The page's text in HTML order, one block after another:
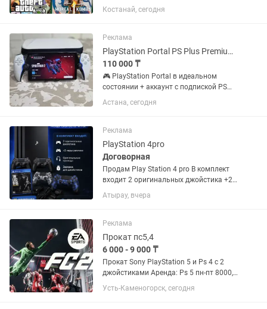
Хорошо сэкономитьте если купите
подписку. Mortal Kombat 1, Cyberpunk
Morales (2020)...
Костанай, сегодня
Реклама
PlayStation Portal PS Plus Premium на год Работает БЕЗ PS5
110 000 ₸
🎮 PlayStation Portal в идеальном
состоянии + аккаунт с подпиской PS
Plus Premium на целый год в придачу!
🔥 Главное: PS5 НЕ НУЖНА! Благодаря
нужен только Wi-Fi....
Астана, сегодня
Реклама
PlayStation 4pro
Договорная
Продам Play Station 4 pro В комплект
входит 2 оригинальных джойстика +2
пары реплики Оригинальные провода
Зарядка для джойстиков В подарок
русском языке) Приставка не...
Атырау, вчера
Реклама
Прокат пс5,4
6 000 - 9 000 ₸
Прокат Sony PlayStation 5 и Ps 4 с 2
джойстиками Аренда: Ps 5 пн-пт 8000,
пт-вскр 9000 Ps 4 пн-пт 6000, пт-вскр
Усть-Каменогорск, сегодня